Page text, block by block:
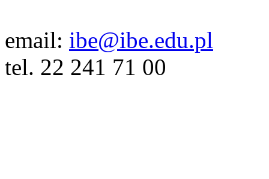
email: ibe@ibe.edu.pl
tel. 22 241 71 00